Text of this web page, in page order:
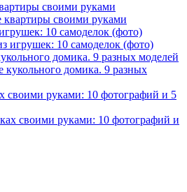
своими руками
10 самоделок (фото)
домика. 9 разных моделей
своими руками: 10 фотографий и 5